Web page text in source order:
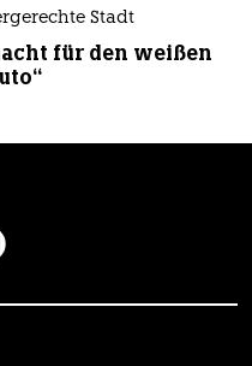
Stadt
für den weißen